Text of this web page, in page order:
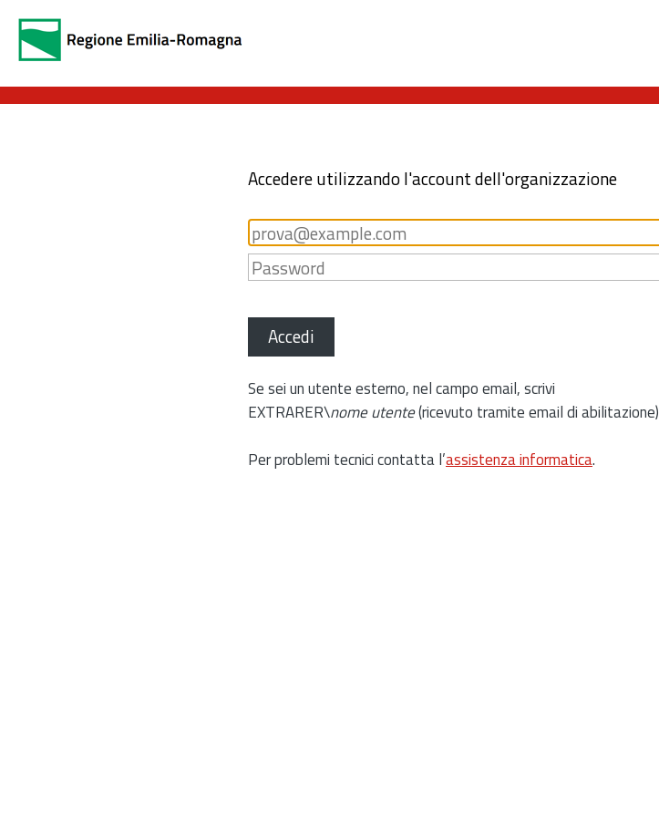
Accedere utilizzando l'account dell'organizzazione
Accedi
Se sei un utente esterno, nel campo email, scrivi
EXTRARER\nome utente(ricevuto tramite email di abilitazione)
Per problemi tecnici contatta l’assistenza informatica.